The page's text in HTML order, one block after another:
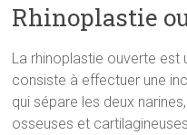
Rhinoplastie
La rhinoplastie ouverte est
consiste à effectuer une
qui sépare les deux
osseuses et